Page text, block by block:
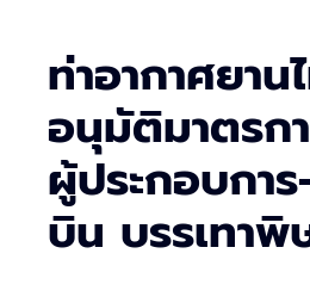
ท่าอากาศยาน
อนุมัติมาตรก
ผู้ประกอบกา
บิน บรรเทาพิ